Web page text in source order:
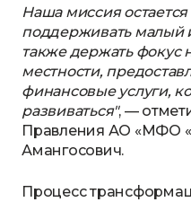
Наша миссия
поддерживать малый
также держать фокус
местности,
финансовые услуги,
развиваться", —
Правления АО «МФО
Амангосович.
Процесс